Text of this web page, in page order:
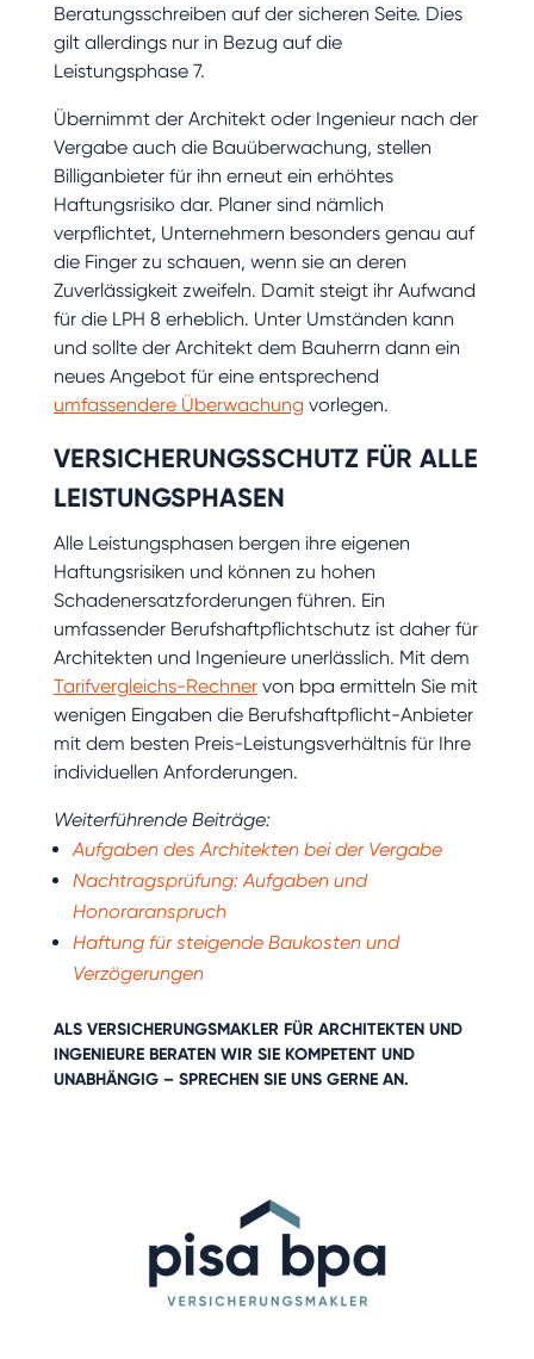
Beratungsschreiben auf der sicheren Seite. Dies
gilt allerdings nur in Bezug auf die
Leistungsphase 7.
Übernimmt der Architekt oder Ingenieur nach der
Vergabe auch die Bauüberwachung, stellen
Billiganbieter für ihn erneut ein erhöhtes
Haftungsrisiko dar. Planer sind nämlich
verpflichtet, Unternehmern besonders genau auf
die Finger zu schauen, wenn sie an deren
Zuverlässigkeit zweifeln. Damit steigt ihr Aufwand
für die LPH 8 erheblich. Unter Umständen kann
und sollte der Architekt dem Bauherrn dann ein
neues Angebot für eine entsprechend
umfassendere Überwachung vorlegen.
VERSICHERUNGSSCHUTZ FÜR ALLE
LEISTUNGSPHASEN
Alle Leistungsphasen bergen ihre eigenen
Haftungsrisiken und können zu hohen
Schadenersatzforderungen führen. Ein
umfassender Berufshaftpflichtschutz ist daher für
Architekten und Ingenieure unerlässlich. Mit dem
Tarifvergleichs-Rechnervon bpa ermitteln Sie mit
wenigen Eingaben die Berufshaftpflicht-Anbieter
mit dem besten Preis-Leistungsverhältnis für Ihre
individuellen Anforderungen.
Weiterführende Beiträge:
Aufgaben des Architekten bei der Vergabe
Nachtragsprüfung: Aufgaben und
Honoraranspruch
Haftung für steigende Baukosten und
Verzögerungen
ALS VERSICHERUNGSMAKLER FÜR ARCHITEKTEN UND
INGENIEUREBERATEN WIR SIE KOMPETENT UND
UNABHÄNGIG – SPRECHEN SIE UNS GERNE AN.